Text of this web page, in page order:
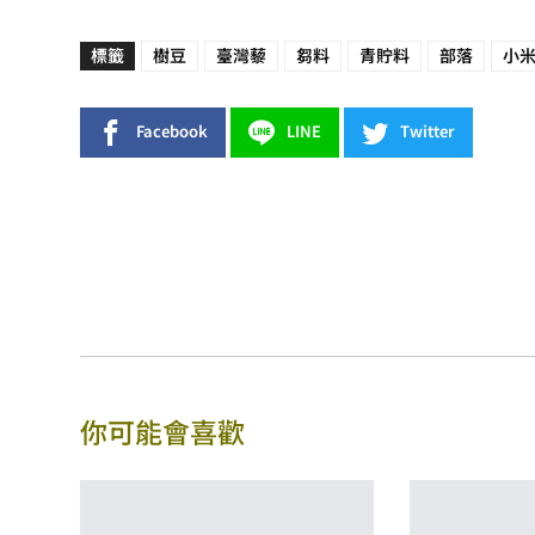
標籤 樹豆 臺灣藜 芻料 青貯料 部落 小米
Facebook LINE Twitter
你可能會喜歡